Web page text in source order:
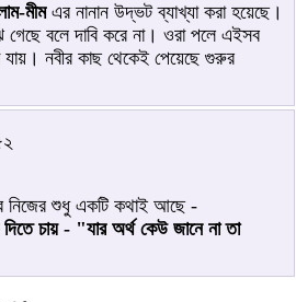
মীমএর নানান উদ্ভট ব্যাখ্যা করা হয়েছে।
গেছে বলে দাবি করে না। ওরা পলে এইসব
যায়। নবীর কাছ থেকেই পেয়েছে গুরুর
নিজের শুধু একটি কথাই আছে -
চায় - "যার অর্থ কেউ জানে না তা